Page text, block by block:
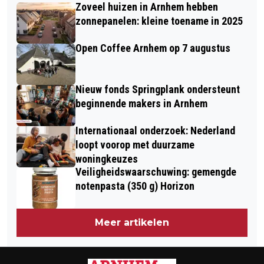
FEBRUARI: ALLES KAN WEER OPEN IN
DRIE STAPPEN
Zoveel huizen in Arnhem hebben
zonnepanelen: kleine toename in 2025
Open Coffee Arnhem op 7 augustus
Nieuw fonds Springplank ondersteunt
beginnende makers in Arnhem
Internationaal onderzoek: Nederland
loopt voorop met duurzame
woningkeuzes
Veiligheidswaarschuwing: gemengde
notenpasta (350 g) Horizon
Meer artikelen